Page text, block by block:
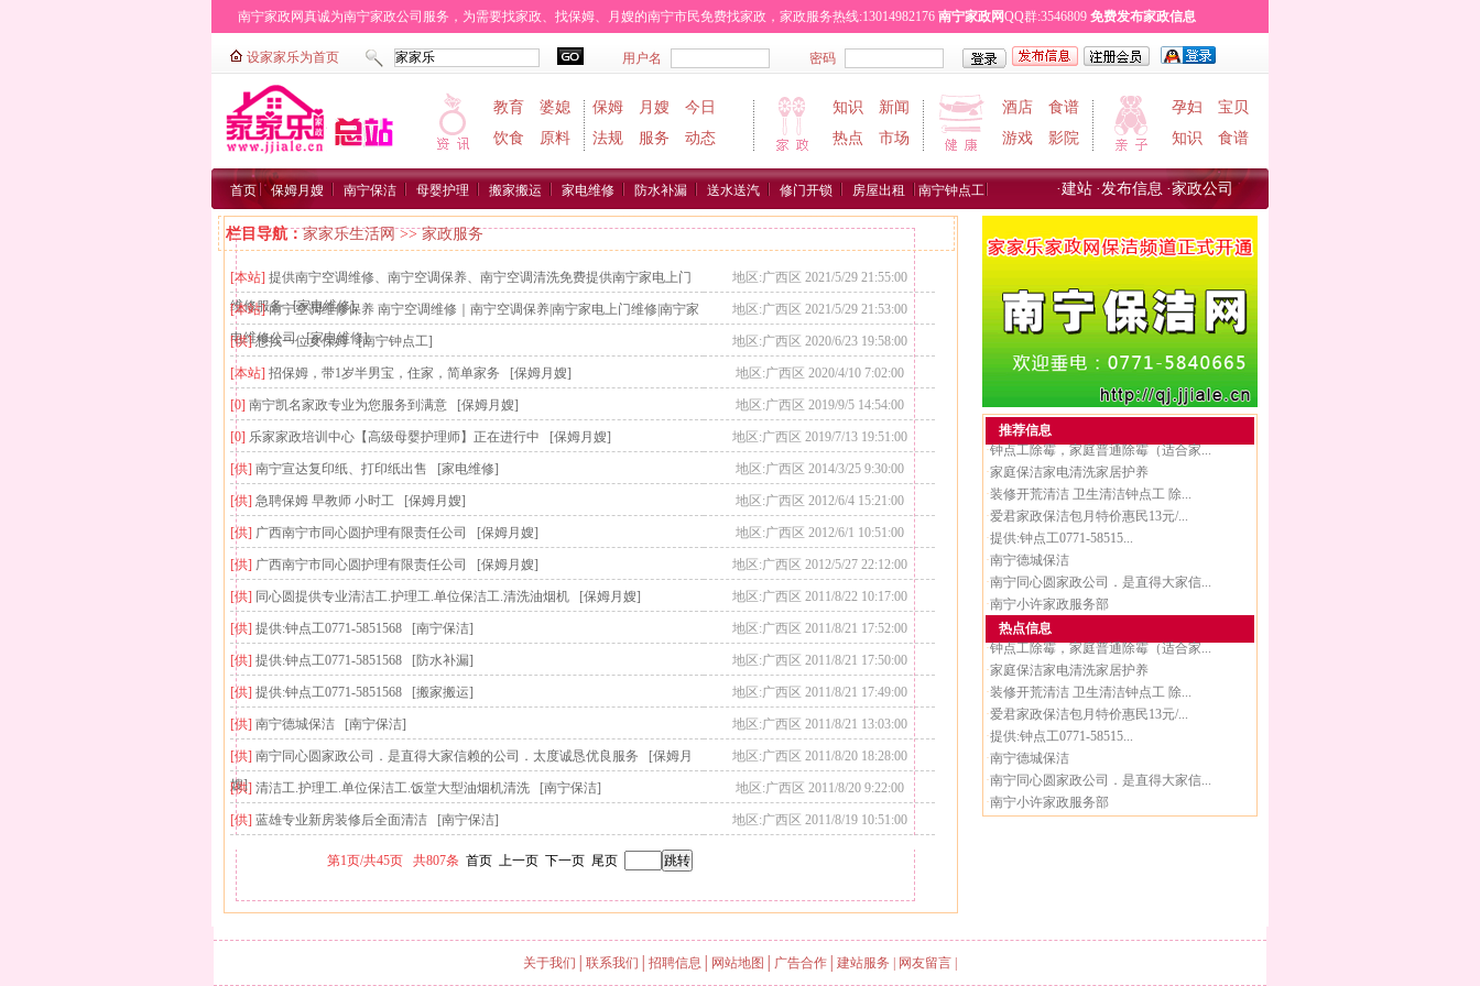
南宁家政网真诚为南宁家政公司服务，为需要找家政、找保姆、月嫂的南宁市民免费找家政，家政服务热线:13014982176 南宁家政网QQ群:3546809 免费发布家政信息
兴宁区 良庆区
教育
婆媳
饮食
原料
保姆 月嫂
今日
法规
服务 动态
知识
新闻
热点
市场
酒店
食谱
游戏
影院
孕妇
宝贝
知识
食谱
首页 保姆月嫂 南宁保洁 母婴护理 搬家搬运 家电维修 防水补漏 送水送汽 修门开锁 房屋出租 南宁钟点工 ·建站 ·发布信息 ·家政公司
栏目导航：家家乐生活网>>家政服务
[本站] 提供南宁空调维修、南宁空调保养、南宁空调清洗免费提供南宁家电上门
维修服务 [家电维修]
地区:广西区 2021/5/29 21:55:00
[本站]南宁空调维修保养 南宁空调维修｜南宁空调保养|南宁家电上门维修|南宁家
电维修公司 [家电维修]
地区:广西区 2021/5/29 21:53:00
[供]想找一位女保姆 [南宁钟点工] 地区:广西区 2020/6/23 19:58:00
[本站] 招保姆，带1岁半男宝，住家，简单家务 [保姆月嫂] 地区:广西区 2020/4/10 7:02:00
[0] 南宁凯名家政专业为您服务到满意 [保姆月嫂] 地区:广西区 2019/9/5 14:54:00
[0] 乐家家政培训中心【高级母婴护理师】正在进行中 [保姆月嫂] 地区:广西区 2019/7/13 19:51:00
[供] 南宁宣达复印纸、打印纸出售 [家电维修] 地区:广西区 2014/3/25 9:30:00
[供] 急聘保姆 早教师 小时工 [保姆月嫂] 地区:广西区 2012/6/4 15:21:00
[供] 广西南宁市同心圆护理有限责任公司 [保姆月嫂] 地区:广西区 2012/6/1 10:51:00
[供] 广西南宁市同心圆护理有限责任公司 [保姆月嫂] 地区:广西区 2012/5/27 22:12:00
[供] 同心圆提供专业清洁工.护理工.单位保洁工.清洗油烟机 [保姆月嫂] 地区:广西区 2011/8/22 10:17:00
[供] 提供:钟点工0771-5851568 [南宁保洁] 地区:广西区 2011/8/21 17:52:00
[供] 提供:钟点工0771-5851568 [防水补漏] 地区:广西区 2011/8/21 17:50:00
[供] 提供:钟点工0771-5851568 [搬家搬运] 地区:广西区 2011/8/21 17:49:00
[供] 南宁德城保洁 [南宁保洁] 地区:广西区 2011/8/21 13:03:00
[供] 南宁同心圆家政公司．是直得大家信赖的公司．太度诚恳优良服务
[保姆月
嫂]
地区:广西区 2011/8/20 18:28:00
[供] 清洁工.护理工.单位保洁工.饭堂大型油烟机清洗 [南宁保洁] 地区:广西区 2011/8/20 9:22:00
[供] 蓝雄专业新房装修后全面清洁 [南宁保洁] 地区:广西区 2011/8/19 10:51:00
第1页/共45页 共807条 首页 上一页 下一页 尾页
推荐信息
·钟点工除霉，家庭普通除霉（适合家...
·家庭保洁家电清洗家居护养
·装修开荒清洁 卫生清洁钟点工 除...
·爱君家政保洁包月特价惠民13元/...
·提供:钟点工0771-58515...
·南宁德城保洁
·南宁同心圆家政公司．是直得大家信...
·南宁小许家政服务部
热点信息
·钟点工除霉，家庭普通除霉（适合家...
·家庭保洁家电清洗家居护养
·装修开荒清洁 卫生清洁钟点工 除...
·爱君家政保洁包月特价惠民13元/...
·提供:钟点工0771-58515...
·南宁德城保洁
·南宁同心圆家政公司．是直得大家信...
·南宁小许家政服务部
关于我们 联系我们 招聘信息 网站地图 广告合作 建站服务 网友留言